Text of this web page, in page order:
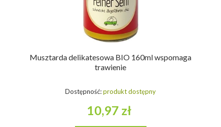
Musztarda delikatesowa BIO 160ml wspomaga
trawienie
Dostępność:produkt dostępny
10,97 zł